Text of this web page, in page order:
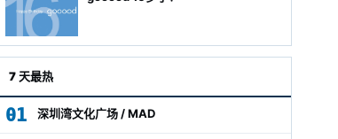
7 天最热
01 深圳湾文化广场 / MAD